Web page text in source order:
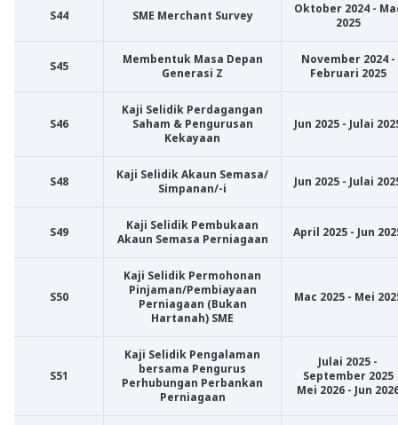
S44 SME Merchant Survey
Oktober 2024 -
2025
S45
Membentuk Masa Depan
Generasi Z
November 2024 -
Februari 2025
S46
Kaji Selidik Perdagangan
Saham & Pengurusan
Kekayaan
Jun 2025 - Julai
S48
Kaji Selidik Akaun Semasa/
Simpanan/-i
Jun 2025 - Julai
S49
Kaji Selidik Pembukaan
Akaun Semasa Perniagaan
April 2025 - Jun
S50
Kaji Selidik Permohonan
Pinjaman/Pembiayaan
Perniagaan (Bukan
Hartanah) SME
Mac 2025 - Mei
S51
Kaji Selidik Pengalaman
bersama Pengurus
Perhubungan Perbankan
Perniagaan
Julai 2025 -
September 2025
Mei 2026 - Jun